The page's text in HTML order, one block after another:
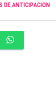
DE ANTICIPACION